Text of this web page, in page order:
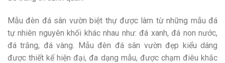
Mẫu đèn đá sân vườn biệt thự được làm từ những mẫu đá
tự nhiên nguyên khối khác nhau như: đá xanh, đá non nước,
đá trắng, đá vàng. Mẫu đèn đá sân vườn đẹp kiểu dáng
được thiết kế hiện đại, đa dạng mẫu, được chạm điêu khắc